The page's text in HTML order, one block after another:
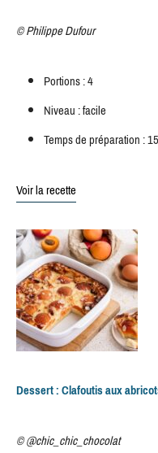
© Philippe Dufour
Portions : 4
Niveau : facile
Temps de préparation :
Voir la recette
Dessert : Clafoutis aux
© @chic_chic_chocolat